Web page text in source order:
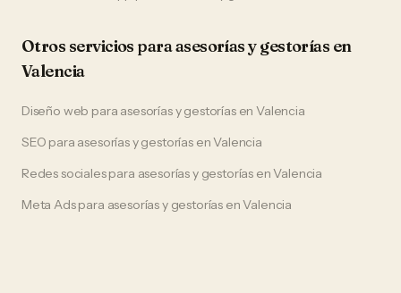
Otros servicios paraasesorías y gestorías en
Valencia
Diseño web para asesorías y gestoríasenValencia
SEO para asesorías y gestoríasenValencia
Redes socialespara asesorías y gestorías enValencia
Meta Adspara asesorías y gestorías enValencia